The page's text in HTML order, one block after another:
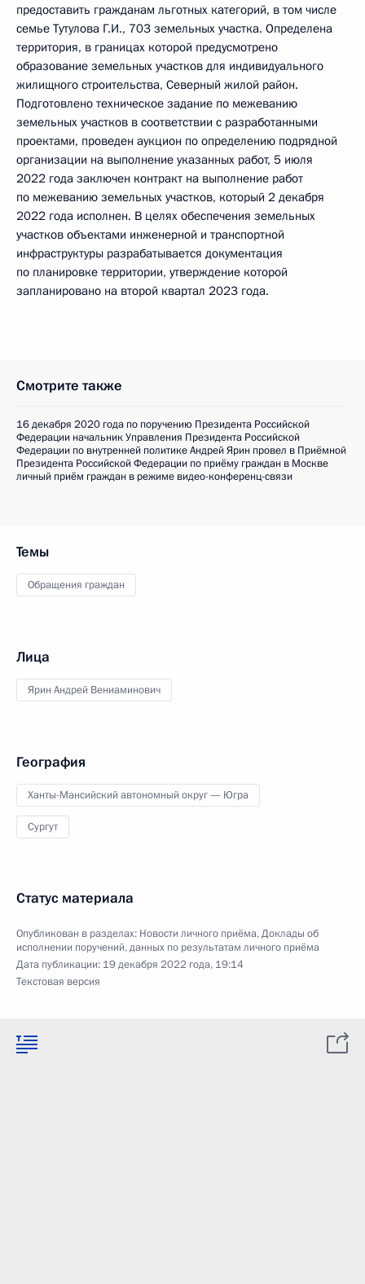
предоставить гражданам льготных категорий, в том числе
семье Тутулова Г.И., 703 земельных участка. Определена
территория, в границах которой предусмотрено
образование земельных участков для индивидуального
жилищного строительства, Северный жилой район.
Подготовлено техническое задание по межеванию
земельных участков в соответствии с разработанными
проектами, проведен аукцион по определению подрядной
организации на выполнение указанных работ, 5 июля
2022 года заключен контракт на выполнение работ
по межеванию земельных участков, который 2 декабря
2022 года исполнен. В целях обеспечения земельных
участков объектами инженерной и транспортной
инфраструктуры разрабатывается документация
по планировке территории, утверждение которой
запланировано на второй квартал 2023 года.
Смотрите также
16 декабря 2020 года по поручению Президента Российской
Федерации начальник Управления Президента Российской
Федерации по внутренней политике Андрей Ярин провел в Приёмной
Президента Российской Федерации по приёму граждан в Москве
личный приём граждан в режиме видео-конференц-связи
Темы
Обращения граждан
Лица
Ярин Андрей Вениаминович
География
Ханты-Мансийский автономный округ — Югра
Сургут
Статус материала
Опубликован в разделах: Новости личного приёма,Доклады об
исполнении поручений, данных по результатам личного приёма
Дата публикации: 19 декабря 2022 года, 19:14
Текстовая версия